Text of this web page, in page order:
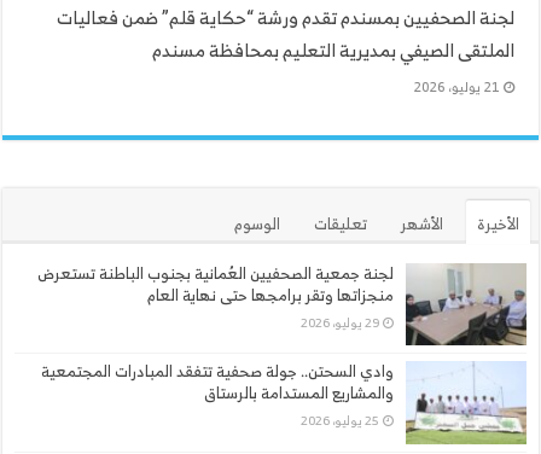
لجنة الصحفيين بمسندم تقدم ورشة “حكاية قلم” ضمن فعاليات
الملتقى الصيفي بمديرية التعليم بمحافظة مسندم
21 يوليو، 2026
الأخيرة الأشهر تعليقات
الوسوم
لجنة جمعية الصحفيين العُمانية بجنوب الباطنة تستعرض
منجزاتها وتقر برامجها حتى نهاية العام
29 يوليو، 2026
وادي السحتن.. جولة صحفية تتفقد المبادرات المجتمعية
والمشاريع المستدامة بالرستاق
25 يوليو، 2026